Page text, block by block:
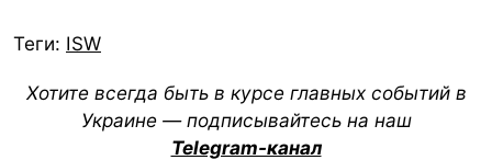
Теги: ISW
Хотите всегда быть в курсе главных событий в
Украине — подписывайтесь на наш
Telegram-канал